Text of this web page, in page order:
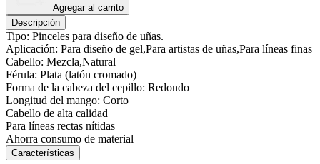
Agregar al carrito
Descripción
Tipo: Pinceles para diseño de uñas.
Aplicación: Para diseño de gel,Para artistas de uñas,Para líneas finas
Cabello: Mezcla,Natural
Férula: Plata (latón cromado)
Forma de la cabeza del cepillo: Redondo
Longitud del mango: Corto
Cabello de alta calidad
Para líneas rectas nítidas
Ahorra consumo de material
Características